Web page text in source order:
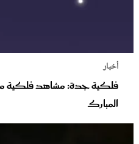
أخبار
فلكية جدة: مشاهد فلكية
المبارك